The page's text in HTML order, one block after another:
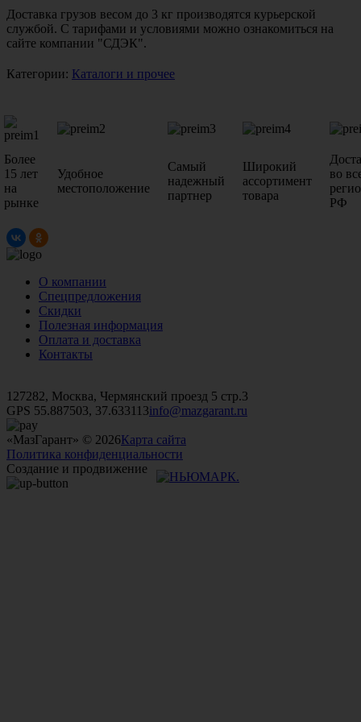
Доставка грузов весом до 3 кг производятся курьерской
службой. С тарифами и условиями можно ознакомиться на
сайте компании "СДЭК".
Категории: Каталоги и прочее
Более
15 лет
на
рынке
Удобное
местоположение
Самый
надежный
партнер
Широкий
ассортимент
товара
во
РФ
О компании
Спецпредложения
Скидки
Полезная информация
Оплата и доставка
Контакты
127282, Москва, Чермянский проезд 5 стр.3
GPS 55.887503, 37.633113info@mazgarant.ru
«МазГарант» © 2026Карта сайта
Политика конфиденциальности
Создание и продвижение